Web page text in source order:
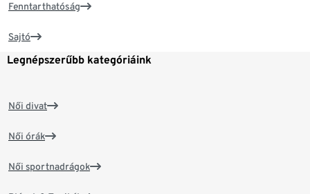
Fenntarthatóság
Sajtó
Legnépszerűbb kategóriáink
Női divat
Női órák
Női sportnadrágok